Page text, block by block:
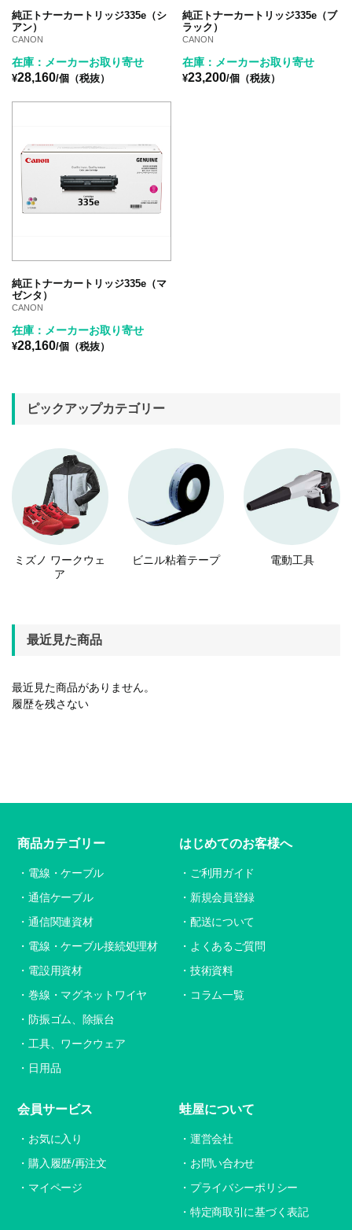
純正トナーカートリッジ335e（シ
アン）
CANON
在庫：メーカーお取り寄せ
¥28,160/個（税抜）
純正トナーカートリッジ335e（ブ
ラック）
CANON
在庫：メーカーお取り寄せ
¥23,200/個（税抜）
純正トナーカートリッジ335e（マ
ゼンタ）
CANON
在庫：メーカーお取り寄せ
¥28,160/個（税抜）
ピックアップカテゴリー
ミズノ ワークウェ
ア
ビニル粘着テープ 電動工具
最近見た商品
最近見た商品がありません。
履歴を残さない
商品カテゴリー
電線・ケーブル
通信ケーブル
通信関連資材
電線・ケーブル接続処理材
電設用資材
巻線・マグネットワイヤ
防振ゴム、除振台
工具、ワークウェア
日用品
はじめてのお客様へ
ご利用ガイド
新規会員登録
配送について
よくあるご質問
技術資料
コラム一覧
会員サービス
お気に入り
購入履歴/再注文
マイページ
蛙屋について
運営会社
お問い合わせ
プライバシーポリシー
特定商取引に基づく表記